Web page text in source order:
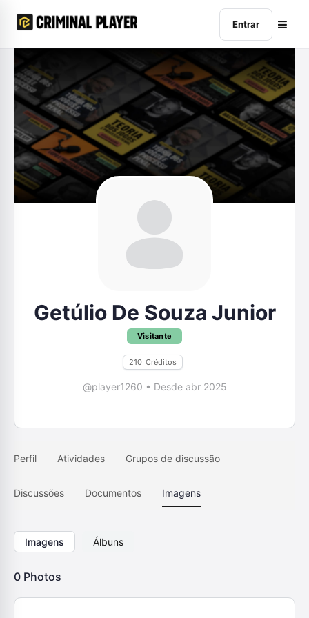
Entrar
Getúlio De Souza Junior
Visitante
210 Créditos
@player1260 • Desde abr 2025
Perfil Atividades Grupos de discussão
Discussões Documentos Imagens
Imagens Álbuns
0 Photos